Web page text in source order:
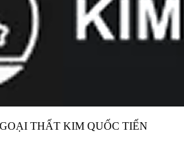
THẤT KIM QUỐC TIẾN